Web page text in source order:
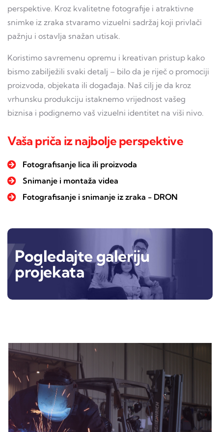
perspektive. Kroz kvalitetne fotografije i atraktivne
snimke iz zraka stvaramo vizuelni sadržaj koji privlači
pažnju i ostavlja snažan utisak.
Koristimo savremenu opremu i kreativan pristup kako
bismo zabilježili svaki detalj – bilo da je riječ o promociji
proizvoda, objekata ili događaja. Naš cilj je da kroz
vrhunsku produkciju istaknemo vrijednost vašeg
biznisa i podignemo vaš vizuelni identitet na viši nivo.
Vaša priča iz najbolje perspektive
Fotografisanje lica ili proizvoda
Snimanje i montaža videa
Fotografisanje i snimanje iz zraka - DRON
Pogledajte galeriju
projekata